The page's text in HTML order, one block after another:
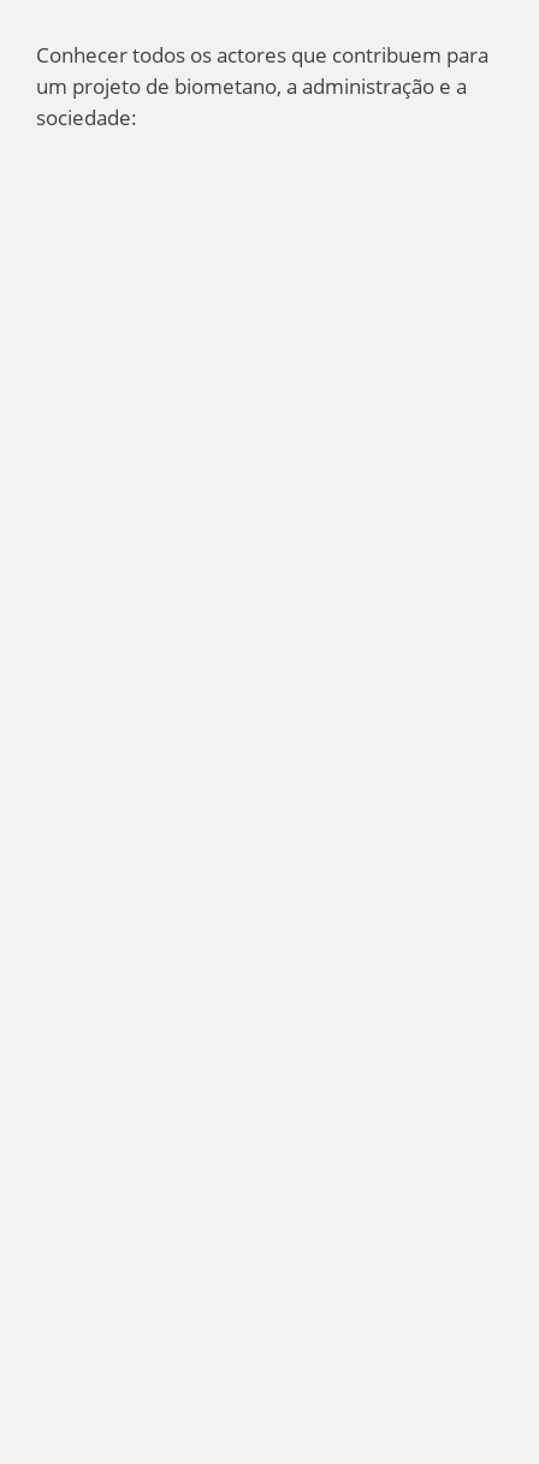
Conhecer todos os actores que contribuem para
um projeto de biometano, a administração e a
sociedade: